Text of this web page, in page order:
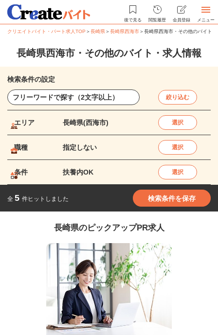
後で見る 閲覧履歴 会員登録 メニュー
クリエイトバイト・パート求人TOP ＞長崎県＞長崎県西海市＞長崎県西海市・その他のバイト
長崎県西海市・その他のバイト・求人情報
検索条件の設定
絞り込む
エリア 長崎県(西海市) 選択
職種 指定しない 選択
条件 扶養内OK 選択
全 5 件ヒットしました 検索条件を保存
長崎県のピックアップPR求人